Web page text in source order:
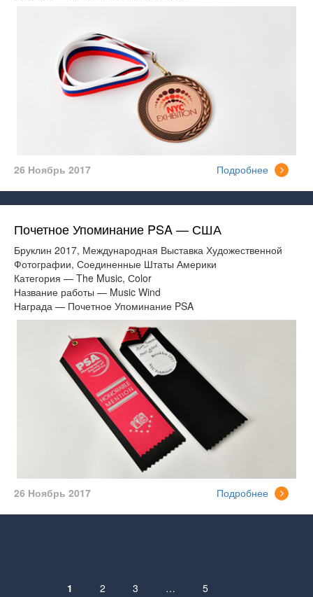
26 Ноябрь 2017 Подробнее
Почетное Упоминание PSA — США
Бруклин 2017, Международная Выставка Художественной
Фотографии, Соединенные Штаты Америки
Категория — The Music, Сolor
Название работы — Music Wind
Награда — Почетное Упоминание PSA
26 Ноябрь 2017 Подробнее
1 2 3 … 5